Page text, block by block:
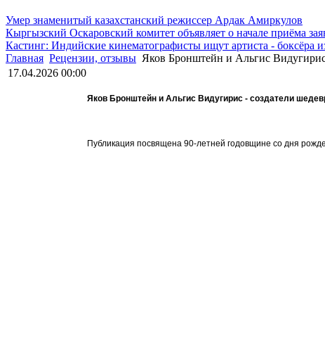
Умер знаменитый казахстанский режиссер Ардак Амиркулов
Кыргызский Оскаровский комитет объявляет о начале приёма
Кастинг: Индийские кинематографисты ищут артиста - боксёра
Главная Рецензии, отзывы Яков Бронштейн и Альгис
17.04.2026 00:00
Яков Бронштейн и Альгис Видугирис - создатели
Публикация посвящена 90-летней годовщине со дня